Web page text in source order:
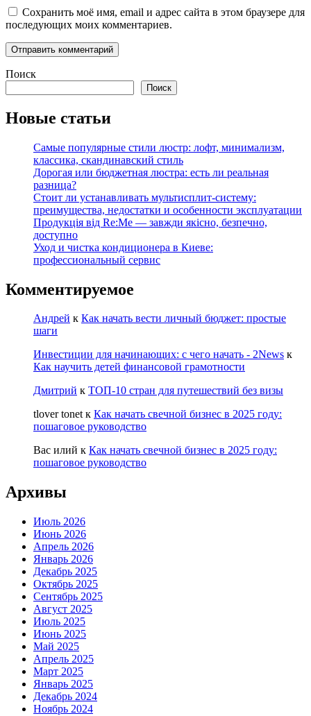
Сохранить моё имя, email и адрес сайта в этом браузере для
последующих моих комментариев.
Поиск
Поиск
Новые статьи
Самые популярные стили люстр: лофт, минимализм,
классика, скандинавский стиль
Дорогая или бюджетная люстра: есть ли реальная
разница?
Стоит ли устанавливать мультисплит-систему:
преимущества, недостатки и особенности эксплуатации
Продукція від Re:Me — завжди якісно, безпечно,
доступно
Уход и чистка кондиционера в Киеве:
профессиональный сервис
Комментируемое
Андрей к Как начать вести личный бюджет: простые
шаги
Инвестиции для начинающих: с чего начать - 2News к
Как научить детей финансовой грамотности
Дмитрий к ТОП-10 стран для путешествий без визы
tlover tonetк Как начать свечной бизнес в 2025 году:
пошаговое руководство
Вас илий к Как начать свечной бизнес в 2025 году:
пошаговое руководство
Архивы
Июль 2026
Июнь 2026
Апрель 2026
Январь 2026
Декабрь 2025
Октябрь 2025
Сентябрь 2025
Август 2025
Июль 2025
Июнь 2025
Май 2025
Апрель 2025
Март 2025
Январь 2025
Декабрь 2024
Ноябрь 2024